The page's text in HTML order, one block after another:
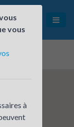
FERRAND
vous
à